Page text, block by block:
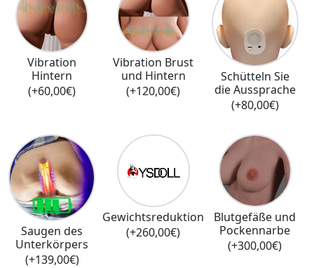
Vibration
Hintern
(+60,00€)
Vibration Brust
und Hintern
(+120,00€)
Schütteln Sie
die Aussprache
(+80,00€)
Saugen des
Unterkörpers
(+139,00€)
Gewichtsreduktion
(+260,00€)
Blutgefäße und
Pockennarbe
(+300,00€)